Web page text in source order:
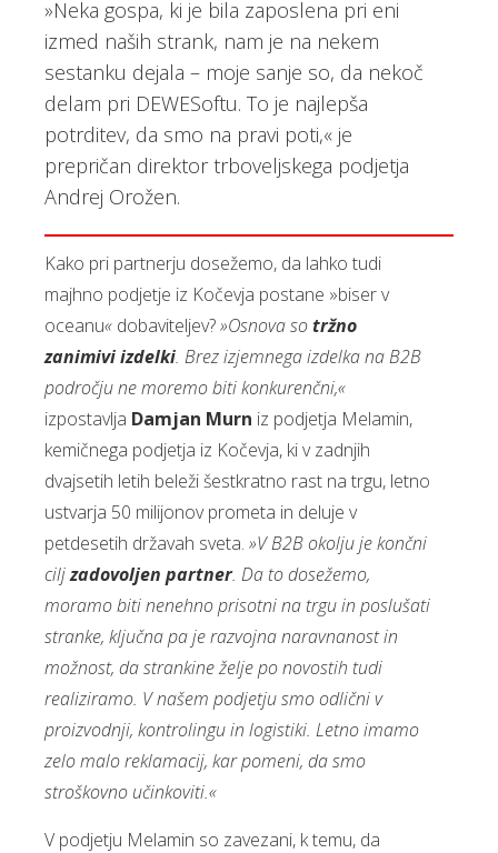
»Neka gospa, ki je bila zaposlena pri eni
izmed naših strank, nam je na nekem
sestanku dejala – moje sanje so, da nekoč
delam pri DEWESoftu. To je najlepša
potrditev, da smo na pravi poti,« je
prepričan direktor trboveljskega podjetja
Andrej Orožen.
Kako pri partnerju dosežemo, da lahko tudi
majhno podjetje iz Kočevja postane »biser v
oceanu« dobaviteljev?»Osnova sotržno
zanimivi izdelki. Brez izjemnega izdelka na B2B
področju ne moremo biti konkurenčni,«
izpostavlja Damjan Murn iz podjetja Melamin,
kemičnega podjetja iz Kočevja, ki v zadnjih
dvajsetih letih beleži šestkratno rast na trgu, letno
ustvarja 50 milijonov prometa in deluje v
petdesetih državah sveta. »V B2B okolju je končni
ciljzadovoljen partner. Da to dosežemo,
moramo biti nenehno prisotni na trgu in poslušati
stranke, ključna pa je razvojna naravnanost in
možnost, da strankine želje po novostih tudi
realiziramo. V našem podjetju smo odlični v
proizvodnji, kontrolingu in logistiki. Letno imamo
zelo malo reklamacij, kar pomeni, da smo
stroškovno učinkoviti.«
V podjetju Melamin so zavezani, k temu, da